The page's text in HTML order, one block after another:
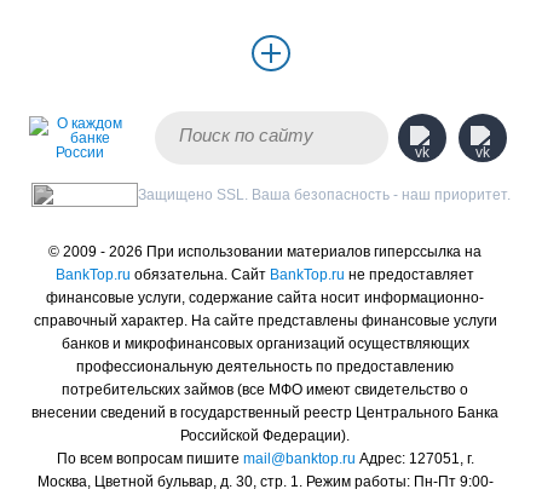
Защищено SSL. Ваша безопасность - наш приоритет.
© 2009 - 2026 При использовании материалов гиперссылка на
BankTop.ru обязательна. Сайт BankTop.ru не предоставляет
финансовые услуги, содержание сайта носит информационно-
справочный характер. На сайте представлены финансовые услуги
банков и микрофинансовых организаций осуществляющих
профессиональную деятельность по предоставлению
потребительских займов (все МФО имеют свидетельство о
внесении сведений в государственный реестр Центрального Банка
Российской Федерации).
По всем вопросам пишите mail@banktop.ru Адрес: 127051, г.
Москва, Цветной бульвар, д. 30, стр. 1. Режим работы: Пн-Пт 9:00-